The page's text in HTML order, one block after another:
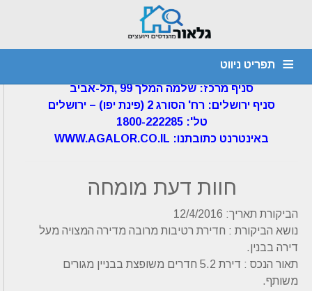
תפריט ניווט
יועץ איטום חוות דעת הנדסית מהנדס קונסטרוקציה
חוות דעת הנדסית »חוות דעת –
חדירת רטיבות מהשכנים – 12/4/16
גלאור מהנדסים ויועצים בע"מ
סניף מרכז: שלמה המלך 99 ,תל-אביב
סניף ירושלים: רח' הסורג 2 (פינת יפו) – ירושלים
1800-222285 :'טל
WWW.AGALOR.CO.IL :באינטרנט כתובתנו
חוות דעת מומחה
הביקורת תאריך: 12/4/2016
נושא הביקורת : חדירת רטיבות מרובה מדירה המצויה מעל
דירה בבנין.
תאור הנכס : דירת 5.2 חדרים משופצת בבניין מגורים
משותף.